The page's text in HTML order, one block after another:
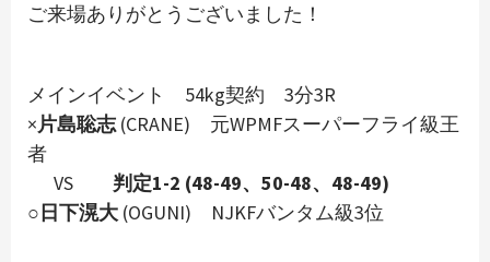
ご来場ありがとうございました！
メインイベント 54kg契約 3分3R
×片島聡志(CRANE) 元WPMFスーパーフライ級王
者
VS 判定1-2 (48-49、50-48、48-49)
○日下滉大 (OGUNI) NJKFバンタム級3位